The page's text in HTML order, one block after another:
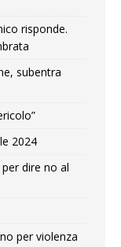
risponde.
subentra
2024
dire no al
per violenza